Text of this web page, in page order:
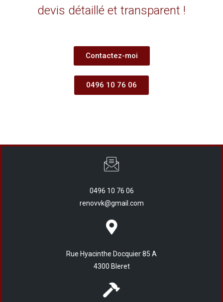
devis détaillé et transparent !
Contactez-moi
0496 10 76 06
0496 10 76 06
renovvk@gmail.com
Rue Hyacinthe Docquier 85 A
4300 Bleret